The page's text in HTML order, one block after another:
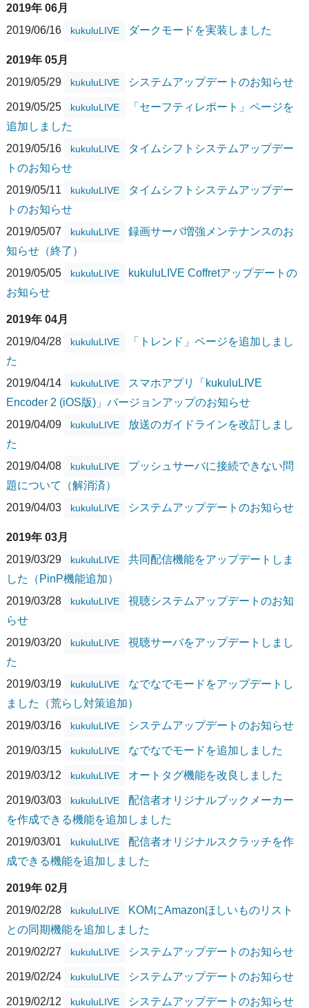
2019年 06月
2019/06/16
kukuluLIVE ダークモードを実装しました
2019年 05月
2019/05/29
kukuluLIVE システムアップデートのお知らせ
2019/05/25 kukuluLIVE
「セーフティレポート」ページを
追加しました
2019/05/16
kukuluLIVE
タイムシフトシステムアップデー
トのお知らせ
2019/05/11
kukuluLIVE
タイムシフトシステムアップデー
トのお知らせ
2019/05/07
kukuluLIVE
録画サーバ増強メンテナンスのお
知らせ（終了）
2019/05/05
kukuluLIVE
kukuluLIVE Coffretアップデートの
お知らせ
2019年 04月
2019/04/28
kukuluLIVE
「トレンド」ページを追加しまし
た
2019/04/14
kukuluLIVE
スマホアプリ「kukuluLIVE
Encoder 2 (iOS版)」バージョンアップのお知らせ
2019/04/09
kukuluLIVE
放送のガイドラインを改訂しまし
た
2019/04/08
kukuluLIVE
プッシュサーバに接続できない問
題について（解消済）
2019/04/03
kukuluLIVE システムアップデートのお知らせ
2019年 03月
2019/03/29
kukuluLIVE
共同配信機能をアップデートしま
した（PinP機能追加）
2019/03/28
kukuluLIVE
視聴システムアップデートのお知
らせ
2019/03/20
kukuluLIVE
視聴サーバをアップデートしまし
た
2019/03/19
kukuluLIVE
なでなでモードをアップデートし
ました（荒らし対策追加）
2019/03/16
kukuluLIVE システムアップデートのお知らせ
2019/03/15 kukuluLIVE なでなでモードを追加しました
2019/03/12 kukuluLIVE オートタグ機能を改良しました
2019/03/03 kukuluLIVE
配信者オリジナルブックメーカー
を作成できる機能を追加しました
2019/03/01
kukuluLIVE
配信者オリジナルスクラッチを作
成できる機能を追加しました
2019年 02月
2019/02/28
kukuluLIVE
KOMにAmazonほしいものリスト
との同期機能を追加しました
2019/02/27
kukuluLIVE システムアップデートのお知らせ
2019/02/24 kukuluLIVE システムアップデートのお知らせ
2019/02/12 kukuluLIVE システムアップデートのお知らせ